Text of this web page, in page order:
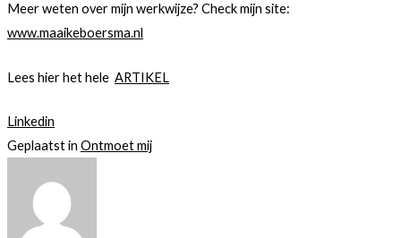
Meer weten over mijn werkwijze? Check mijn site:
www.maaikeboersma.nl
Lees hier het hele ARTIKEL
Linkedin
Geplaatst in Ontmoet mij